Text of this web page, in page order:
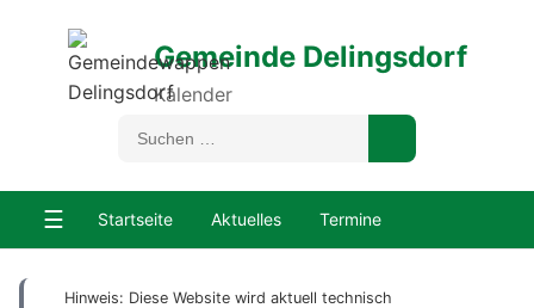
Gemeinde Delingsdorf
Kalender
☰ Startseite Aktuelles Termine
Hinweis: Diese Website wird aktuell technisch